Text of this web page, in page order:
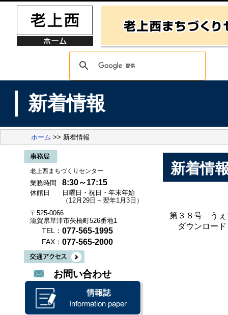
新着情報
ホーム >> 新着情報
老上西まちづくりセンター
業務時間 8:30～17:15
休館日
日曜日・祝日・年末年始
（12月29日～翌年1月3日）
〒525-0066
滋賀県草津市矢橋町526番地1
TEL： 077-565-1995
FAX： 077-565-2000
お問い合わせ
新着情
第３８号 うぇ
ダウンロード